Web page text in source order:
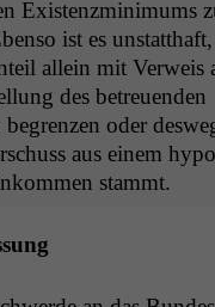
Exis­tenzmin­i­mums
ist es
allein mit Ver­weis
des betreuen­den
oder
aus einem
stammt.